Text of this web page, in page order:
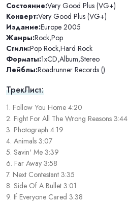
Состояние:Very Good Plus (VG+)
Конверт:Very Good Plus (VG+)
Издание:Europe 2005
Жанры:Rock,Pop
Стили:Pop Rock,Hard Rock
Форматы:1xCD,Album,Stereo
Лейблы:Roadrunner Records ()
ТрекЛист:
1. Follow You Home 4:20
2. Fight For All The Wrong Reasons 3:44
3. Photograph 4:19
4. Animals 3:07
5. Savin' Me 3:39
6. Far Away 3:58
7. Next Contestant 3:35
8. Side Of A Bullet 3:01
9. If Everyone Cared 3:38